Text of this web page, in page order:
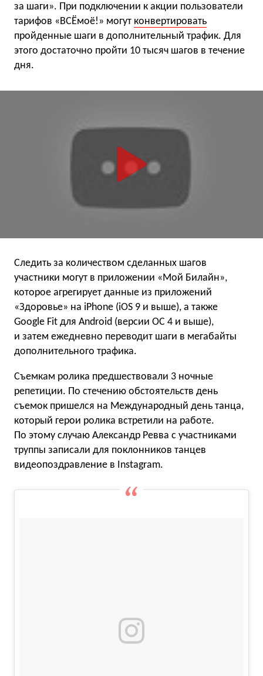
за шаги». При подключении к акции пользователи
тарифов «ВСЁмоё!» могут конвертировать
пройденные шаги в дополнительный трафик. Для
этого достаточно пройти 10 тысяч шагов в течение
дня.
Следить за количеством сделанных шагов
участники могут в приложении «Мой Билайн»,
которое агрегирует данные из приложений
«Здоровье» на iPhone (iOS 9 и выше), а также
Google Fit для Android (версии ОС 4 и выше),
и затем ежедневно переводит шаги в мегабайты
дополнительного трафика.
Съемкам ролика предшествовали 3 ночные
репетиции. По стечению обстоятельств день
съемок пришелся на Международный день танца,
который герои ролика встретили на работе.
По этому случаю Александр Ревва с участниками
труппы записали для поклонников танцев
видеопоздравление в Instagram.